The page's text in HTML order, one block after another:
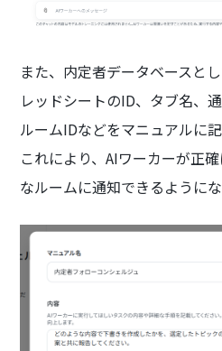
また、内定者データベースと
レッドシートのID、タブ名、
ルームIDなどをマニュアルに
これにより、AIワーカーが正
なルームに通知できるようにな